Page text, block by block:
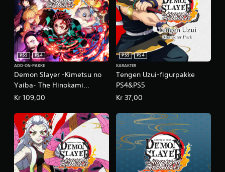
Demon Slayer -Kimetsu no
Yaiba- The Hinokami
Chronicles, Core-
PS5
PS4
ADD-ON-PAKKE
Kr 109,00
Tengen Uzui-figurpakke
PS4&PS5
PS5
PS4
KARAKTER
Kr 37,00